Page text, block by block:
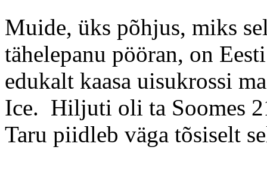
Muide, üks põhjus, miks
tähelepanu pööran, on
edukalt kaasa uisukrossi
Ice. Hiljuti oli ta Soomes
Taru piidleb väga tõsiselt